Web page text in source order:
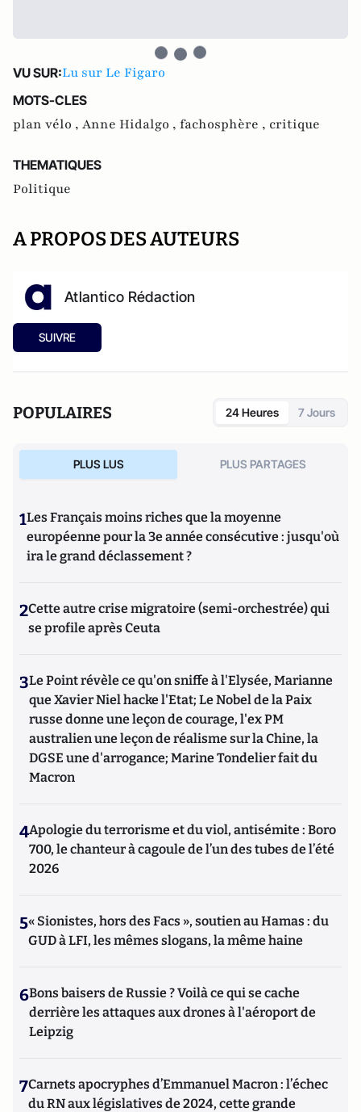
VU SUR:Lu sur Le Figaro
MOTS-CLES
plan vélo , Anne Hidalgo , fachosphère , critique
THEMATIQUES
Politique
A PROPOS DES AUTEURS
Atlantico Rédaction
SUIVRE
POPULAIRES 24 Heures 7 Jours
PLUS LUS PLUS PARTAGES
1Les Français moins riches que la moyenne
européenne pour la 3e année consécutive : jusqu'où
ira le grand déclassement ?
2Cette autre crise migratoire (semi-orchestrée) qui
se profile après Ceuta
3Le Point révèle ce qu'on sniffe à l'Elysée, Marianne
que Xavier Niel hacke l'Etat; Le Nobel de la Paix
russe donne une leçon de courage, l'ex PM
australien une leçon de réalisme sur la Chine, la
DGSE une d'arrogance; Marine Tondelier fait du
Macron
4Apologie du terrorisme et du viol, antisémite : Boro
700, le chanteur à cagoule de l’un des tubes de l’été
2026
5« Sionistes, hors des Facs », soutien au Hamas : du
GUD à LFI, les mêmes slogans, la même haine
6Bons baisers de Russie ? Voilà ce qui se cache
derrière les attaques aux drones à l'aéroport de
Leipzig
7Carnets apocryphes d’Emmanuel Macron : l’échec
du RN aux législatives de 2024, cette grande